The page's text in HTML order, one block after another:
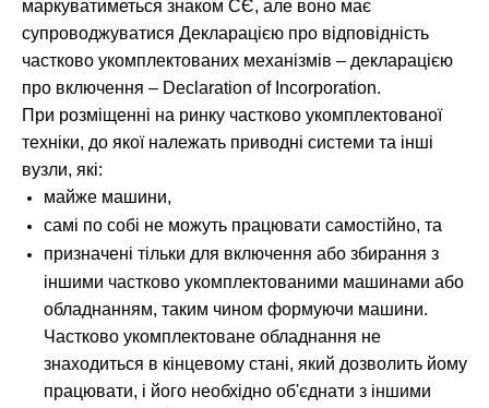
маркуватиметься знаком СЄ, але воно має
супроводжуватися Декларацією про відповідність
частково укомплектованих механізмів – декларацією
про включення – Declaration of Incorporation.
При розміщенні на ринку частково укомплектованої
техніки, до якої належать приводні системи та інші
вузли, які:
майже машини,
самі по собі не можуть працювати самостійно, та
призначені тільки для включення або збирання з
іншими частково укомплектованими машинами або
обладнанням, таким чином формуючи машини.
Частково укомплектоване обладнання не
знаходиться в кінцевому стані, який дозволить йому
працювати, і його необхідно об'єднати з іншими